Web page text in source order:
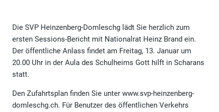
Die SVP Heinzenberg-Domleschg lädt Sie herzlich zum
ersten Sessions-Bericht mit Nationalrat Heinz Brand ein.
Der öffentliche Anlass findet am Freitag, 13. Januar um
20.00 Uhr in der Aula des Schulheims Gott hilft in Scharans
statt.
Den Zufahrtsplan finden Sie unter www.svp-heinzenberg-
domleschg.ch. Für Benutzer des öffentlichen Verkehrs